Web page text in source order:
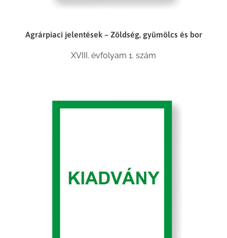
Agrárpiaci jelentések – Zöldség, gyümölcs és bor
XVIII. évfolyam 1. szám